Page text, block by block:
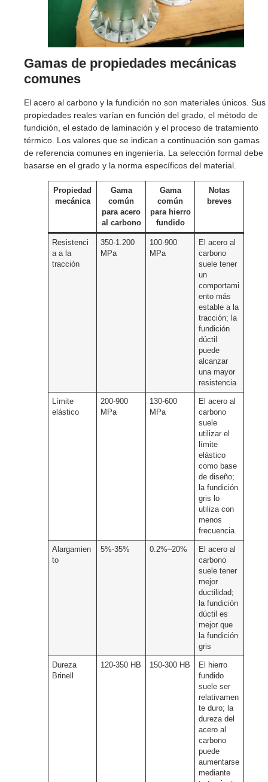
Gamas de propiedades mecánicas
comunes
El acero al carbono y la fundición no son materiales únicos. Sus
propiedades reales varían en función del grado, el método de
fundición, el estado de laminación y el proceso de tratamiento
térmico. Los valores que se indican a continuación son gamas
de referencia comunes en ingeniería. La selección formal debe
basarse en el grado y la norma específicos del material.
Propiedad
mecánica
Gama
común
para acero
al carbono
Gama
común
para hierro
fundido
Notas
breves
Resistenci
a a la
tracción
350-1.200
MPa
100-900
MPa
El acero al
carbono
suele tener
un
comportami
ento más
estable a la
tracción; la
fundición
dúctil
puede
alcanzar
una mayor
resistencia
Límite
elástico
200-900
MPa
130-600
MPa
El acero al
carbono
suele
utilizar el
límite
elástico
como base
de diseño;
la fundición
gris lo
utiliza con
menos
frecuencia.
Alargamien
to
5%-35% 0.2%–20%
El acero al
carbono
suele tener
mejor
ductilidad;
la fundición
dúctil es
mejor que
la fundición
gris
Dureza
Brinell
120-350 HB 150-300 HB
El hierro
fundido
suele ser
relativamen
te duro; la
dureza del
acero al
carbono
puede
aumentarse
mediante